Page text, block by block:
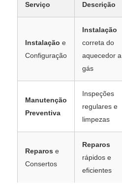
Serviço Descrição
Instalação e
Configuração
Instalação
correta do
aquecedor a
gás
Manutenção
Preventiva
Inspeções
regulares e
limpezas
Reparos e
Consertos
Reparos
rápidos e
eficientes